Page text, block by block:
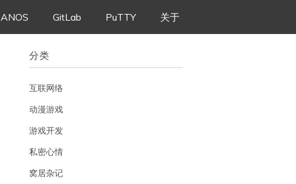
ANOS GitLab PuTTY 关于
分类
互联网络
动漫游戏
游戏开发
私密心情
窝居杂记